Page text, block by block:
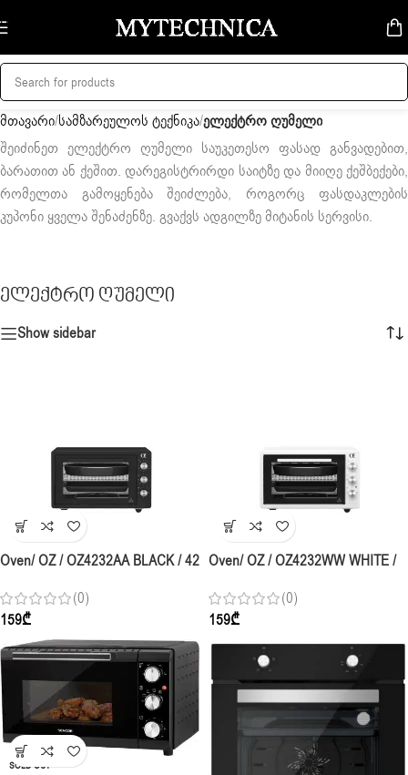
Skip to navigation
Skip to main content
მთავარი/სამზარეულოს ტექნიკა/ელექტრო ღუმელი
შეიძინეთ ელექტრო ღუმელი საუკეთესო ფასად განვადებით,
ბარათით ან ქეშით. დარეგისტრირდი საიტზე და მიიღე ქეშბექები,
რომელთა გამოყენება შეიძლება, როგორც ფასდაკლების
კუპონი ყველა შენაძენზე. გვაქვს ადგილზე მიტანის სერვისი.
ელექტრო ღუმელი
Show sidebar
Oven/ OZ / OZ4232AA BLACK / 42
Round Tray + Wire Grid
(0)
159₾
Oven/ OZ / OZ4232WW WHITE /
1 Round Tray + Wire Grid
(0)
159₾
SOLD OUT